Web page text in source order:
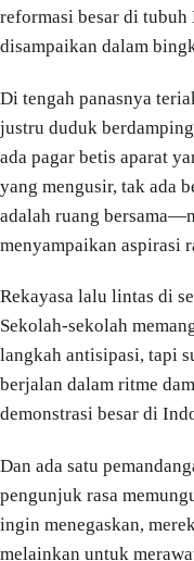
reformasi besar di tubuh
disampaikan dalam
Di tengah panasnya
justru duduk
ada pagar betis aparat
yang mengusir, tak ada
adalah ruang
menyampaikan aspirasi
Rekayasa lalu lintas di
Sekolah-sekolah
langkah antisipasi, tapi
berjalan dalam ritme
demonstrasi besar di
Dan ada satu
pengunjuk rasa
ingin menegaskan,
melainkan untuk